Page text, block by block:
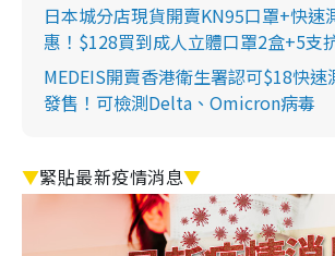
日本城分店現貨開賣KN95口罩+快速
惠！$128買到成人立體口罩2盒+5支
MEDEIS開賣香港衛生署認可$18快速
發售！可檢測Delta、Omicron病毒
▼緊貼最新疫情消息▼